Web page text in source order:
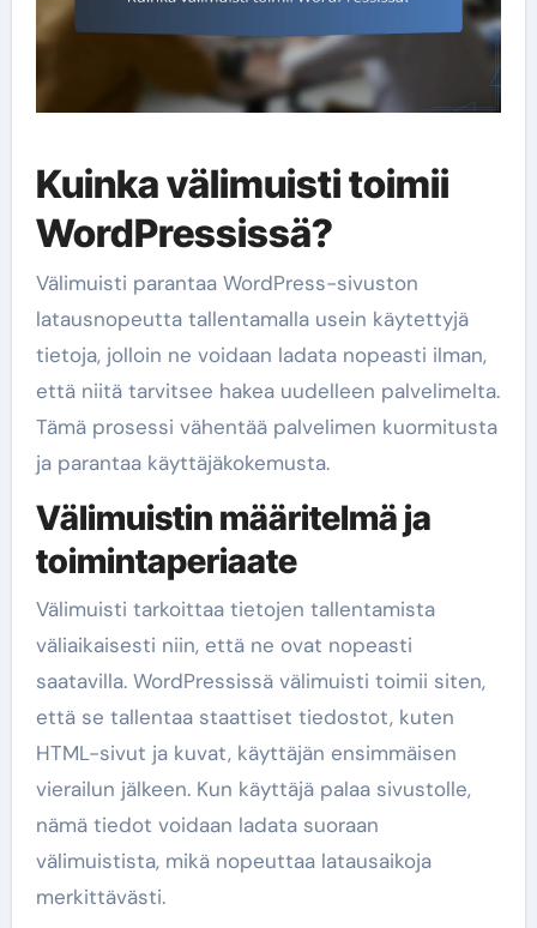
Kuinka välimuisti toimii
WordPressissä?
Välimuisti parantaa WordPress-sivuston
latausnopeutta tallentamalla usein käytettyjä
tietoja, jolloin ne voidaan ladata nopeasti ilman,
että niitä tarvitsee hakea uudelleen palvelimelta.
Tämä prosessi vähentää palvelimen kuormitusta
ja parantaa käyttäjäkokemusta.
Välimuistin määritelmä ja
toimintaperiaate
Välimuisti tarkoittaa tietojen tallentamista
väliaikaisesti niin, että ne ovat nopeasti
saatavilla. WordPressissä välimuisti toimii siten,
että se tallentaa staattiset tiedostot, kuten
HTML-sivut ja kuvat, käyttäjän ensimmäisen
vierailun jälkeen. Kun käyttäjä palaa sivustolle,
nämä tiedot voidaan ladata suoraan
välimuistista, mikä nopeuttaa latausaikoja
merkittävästi.